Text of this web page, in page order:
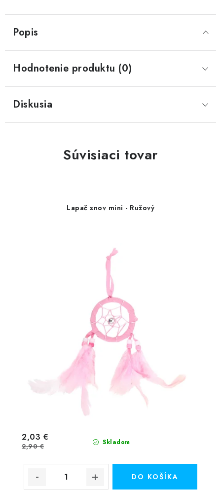
Popis
Hodnotenie produktu (0)
Diskusia
Súvisiaci tovar
Lapač snov mini - Ružový
Skladom
2,03 €
2,90 €
DO KOŠÍKA